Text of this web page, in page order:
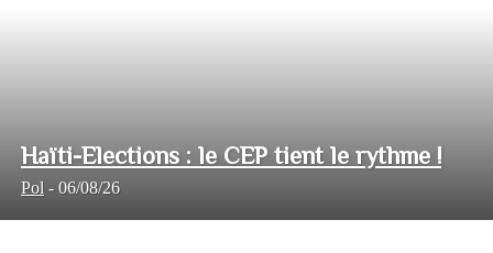
Haïti-Elections : le CEP tient le rythme !
Pol - 06/08/26